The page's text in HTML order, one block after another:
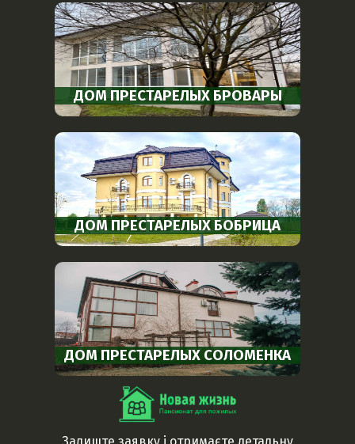
ДОМ ПРЕСТАРЕЛЫХ БРОВАРЫ
ДОМ ПРЕСТАРЕЛЫХ БОБРИЦА
ДОМ ПРЕСТАРЕЛЫХ СОЛОМЕНКА
Залиште заявку і отримаєте детальну